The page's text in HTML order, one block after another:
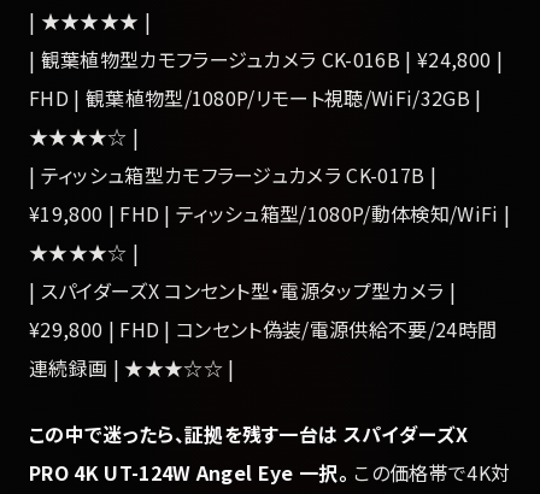
| ★★★★★ |
| 観葉植物型カモフラージュカメラ CK-016B | ¥24,800 |
FHD | 観葉植物型/1080P/リモート視聴/WiFi/32GB |
★★★★☆ |
| ティッシュ箱型カモフラージュカメラ CK-017B |
¥19,800 | FHD | ティッシュ箱型/1080P/動体検知/WiFi |
★★★★☆ |
| スパイダーズX コンセント型・電源タップ型カメラ |
¥29,800 | FHD | コンセント偽装/電源供給不要/24時間
連続録画 | ★★★☆☆ |
この中で迷ったら、証拠を残す一台は スパイダーズX
PRO 4K UT-124W Angel Eye 一択。 この価格帯で4K対